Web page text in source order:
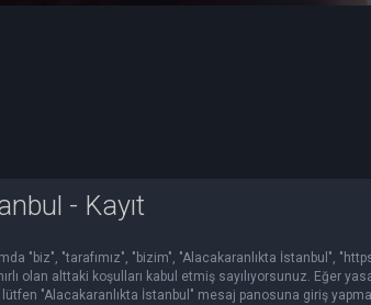
- Kayıt
"biz", "tarafımız", "bizim", "Alacakaranlıkta İstanbul",
olan alttaki koşulları kabul etmiş sayılıyorsunuz. Eğer
"Alacakaranlıkta İstanbul" mesaj panosuna giriş